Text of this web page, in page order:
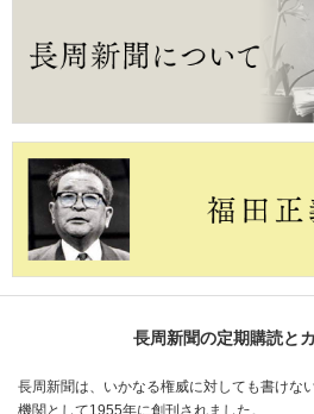
長周新聞の定期購読と
長周新聞は、いかなる権威に対しても書けな
機関として1955年に創刊されました。